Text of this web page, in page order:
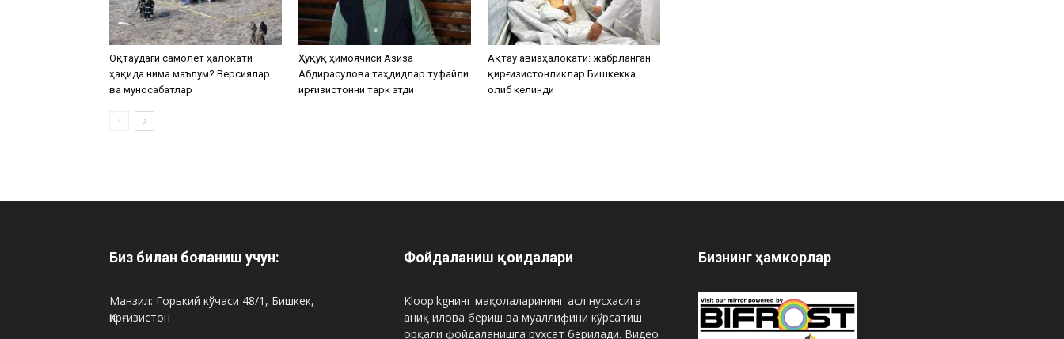
Оқтаудаги самолёт ҳалокати
ҳақида нима маълум? Версиялар
ва муносабатлар
Ҳуқуқ ҳимоячиси Азиза
Абдирасулова таҳдидлар туфайли
Қирғизистонни тарк этди
Ақтау авиаҳалокати: жабрланган
қирғизистонликлар Бишкекка
олиб келинди
Биз билан боғланиш учун:
Манзил: Горький кўчаси 48/1, Бишкек,
Қирғизистон
Фойдаланиш қоидалари
Kloop.kgнинг мақолаларининг асл нусхасига
аниқ илова бериш ва муаллифини кўрсатиш
орқали фойдаланишга рухсат берилади. Видео
Бизнинг ҳамкорлар